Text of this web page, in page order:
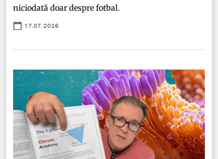
niciodată doar despre fotbal.
17.07.2026